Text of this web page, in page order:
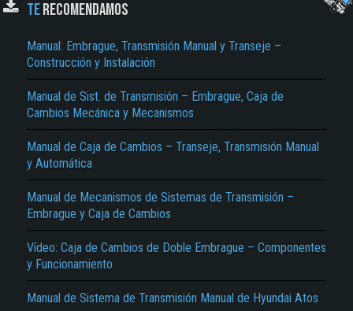
TERECOMENDAMOS
Manual: Embrague, Transmisión Manual y Transeje –
Construcción y Instalación
Manual de Sist. de Transmisión – Embrague, Caja de
Cambios Mecánica y Mecanismos
Manual de Caja de Cambios – Transeje, Transmisión Manual
y Automática
Manual de Mecanismos de Sistemas de Transmisión –
Embrague y Caja de Cambios
Vídeo: Caja de Cambios de Doble Embrague – Componentes
y Funcionamiento
Manual de Sistema de Transmisión Manual de Hyundai Atos
El Título es incorrecto según el contenido.
Texto o Imagen de portada son erróneos.
No carga o no se visualiza el contenido.
Reportar otro tipo de error...